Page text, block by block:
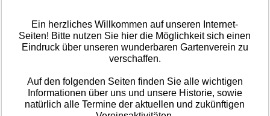
Ein herzliches Willkommen auf unseren Internet-
Seiten! Bitte nutzen Sie hier die Möglichkeit sich einen
Eindruck über unseren wunderbaren Gartenverein zu
verschaffen.
Auf den folgenden Seiten finden Sie alle wichtigen
Informationen über uns und unsere Historie, sowie
natürlich alle Termine der aktuellen und zukünftigen